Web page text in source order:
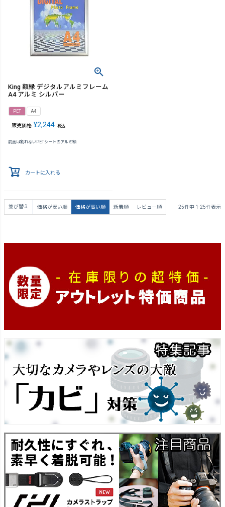
King 額縁 デジタルアルミフレーム
A4 アルミ シルバー
PET A4
販売価格 ¥2,244 税込
前面は割れないPETシートのアルミ額
カートに入れる
並び替え 価格が安い順 価格が高い順 新着順 レビュー順 25件中 1 -25件表示